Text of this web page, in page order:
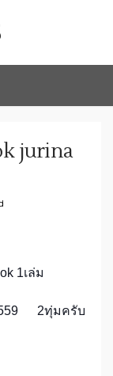
jurina
1เล่ม
2ทุ่มครับ